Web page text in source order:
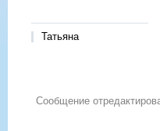
Татьяна
Сообщение